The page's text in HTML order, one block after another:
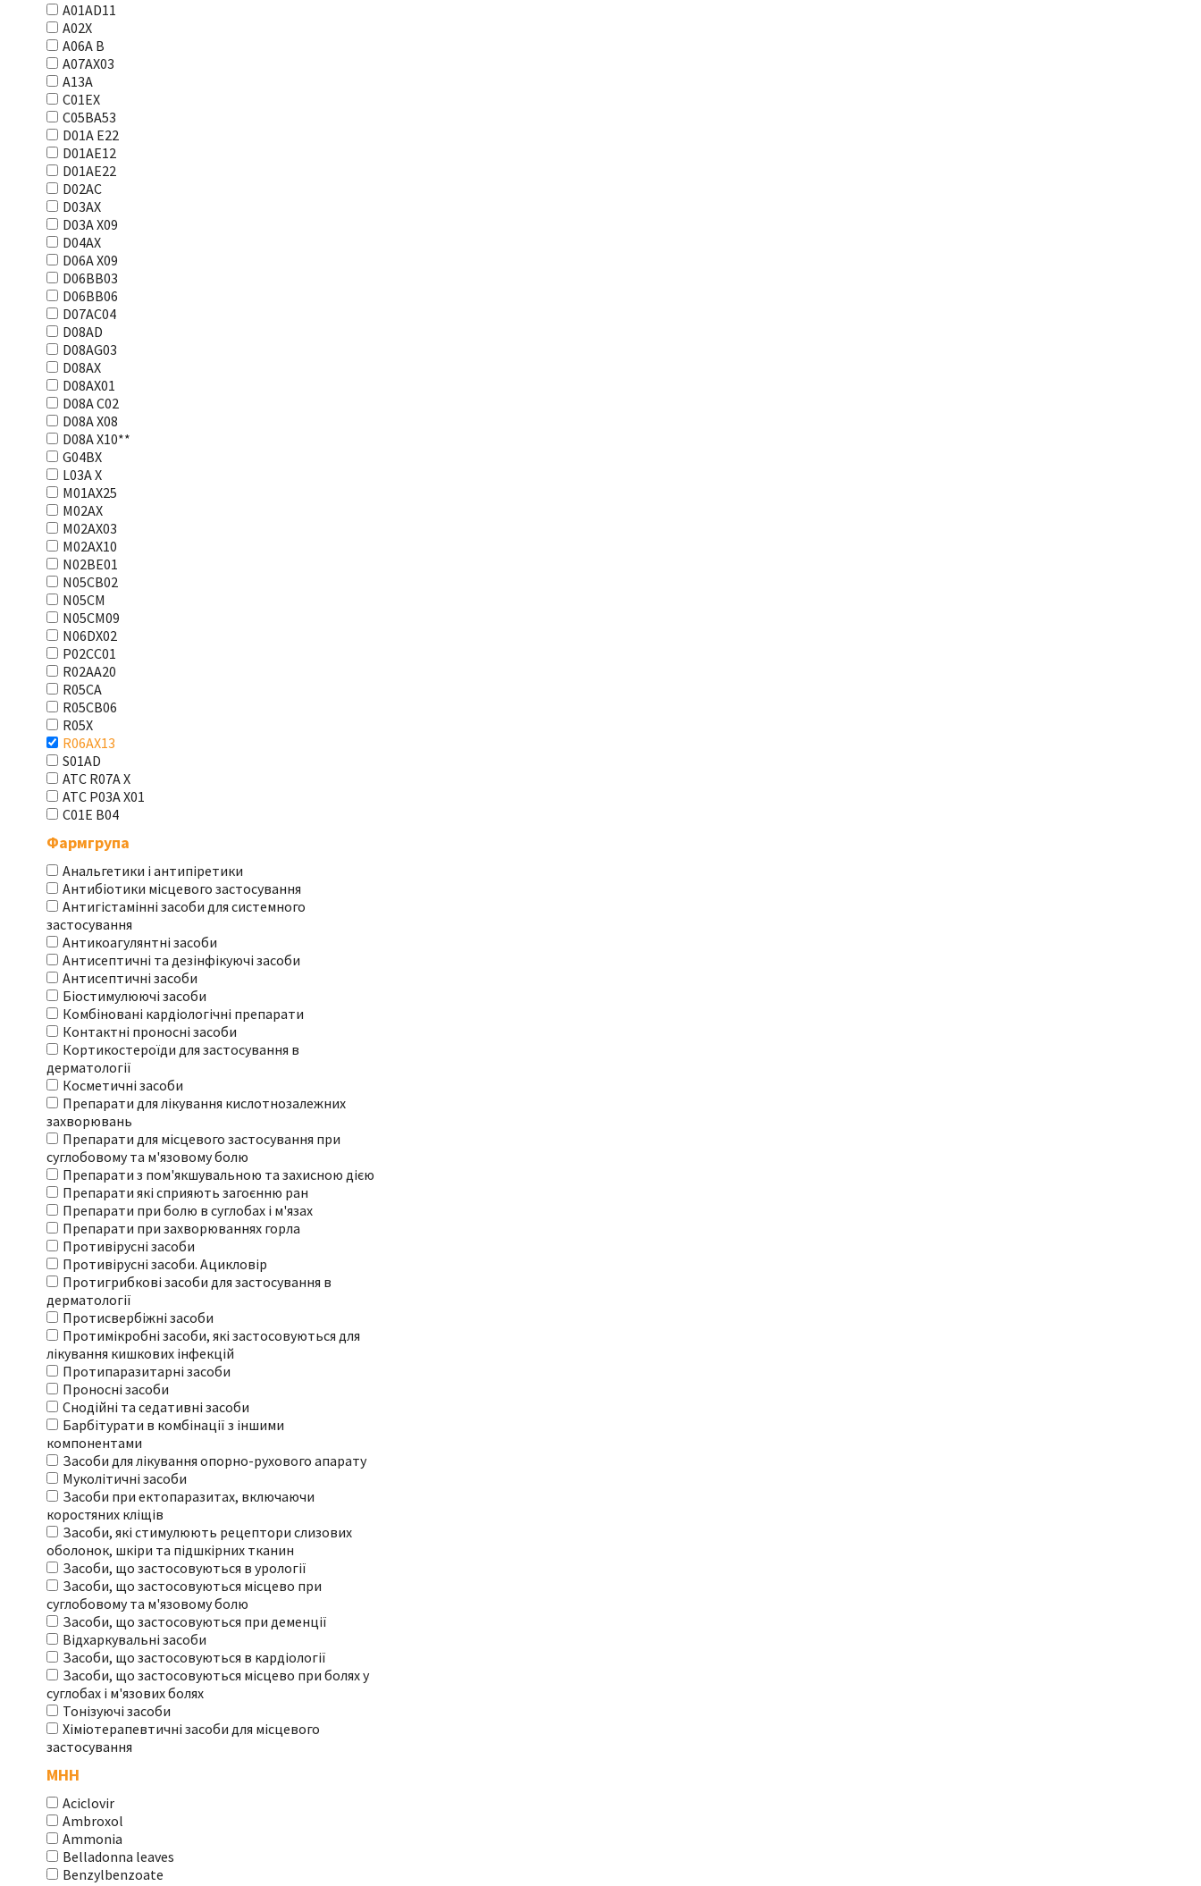
A01AD11
A02X
A06A В
A07AX03
A13A
C01EX
C05BA53
D01A E22
D01AE12
D01AE22
D02AC
D03AX
D03A X09
D04AX
D06A X09
D06BB03
D06BB06
D07AC04
D08AD
D08AG03
D08AX
D08AX01
D08А С02
D08А Х08
D08А Х10**
G04BX
L03А Х
M01AX25
M02AX
M02AX03
M02AX10
N02BE01
N05CB02
N05CM
N05CM09
N06DX02
P02CC01
R02AA20
R05CA
R05CB06
R05X
R06AX13
S01AD
АТС R07A X
АТС Р03А Х01
С01Е В04
Фармгрупа
Анальгетики і антипіретики
Антибіотики місцевого застосування
Антигістамінні засоби для системного
застосування
Антикоагулянтні засоби
Антисептичні та дезінфікуючі засоби
Антисептичні засоби
Біостимулюючі засоби
Комбіновані кардіологічні препарати
Контактні проносні засоби
Кортикостероїди для застосування в
дерматології
Косметичні засоби
Препарати для лікування кислотнозалежних
захворювань
Препарати для місцевого застосування при
суглобовому та м'язовому болю
Препарати з пом'якшувальною та захисною дією
Препарати які сприяють загоєнню ран
Препарати при болю в суглобах і м'язах
Препарати при захворюваннях горла
Противірусні засоби
Противірусні засоби. Ацикловір
Протигрибкові засоби для застосування в
дерматології
Протисвербіжні засоби
Протимікробні засоби, які застосовуються для
лікування кишкових інфекцій
Протипаразитарні засоби
Проносні засоби
Снодійні та седативні засоби
Барбітурати в комбінації з іншими
компонентами
Засоби для лікування опорно-рухового апарату
Муколітичні засоби
Засоби при ектопаразитах, включаючи
коростяних кліщів
Засоби, які стимулюють рецептори слизових
оболонок, шкіри та підшкірних тканин
Засоби, що застосовуються в урології
Засоби, що застосовуються місцево при
суглобовому та м'язовому болю
Засоби, що застосовуються при деменції
Відхаркувальні засоби
Засоби, що застосовуються в кардіології
Засоби, що застосовуються місцево при болях у
суглобах і м'язових болях
Тонізуючі засоби
Хіміотерапевтичні засоби для місцевого
застосування
МНН
Aciclovir
Ambroxol
Ammonia
Belladonna leaves
Benzylbenzoate